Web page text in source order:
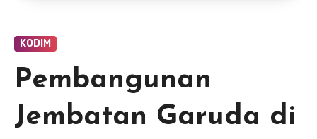
KODIM
Pembangunan
Jembatan Garuda di